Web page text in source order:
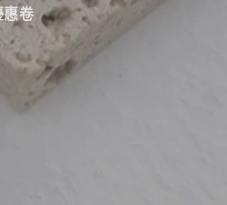
卷